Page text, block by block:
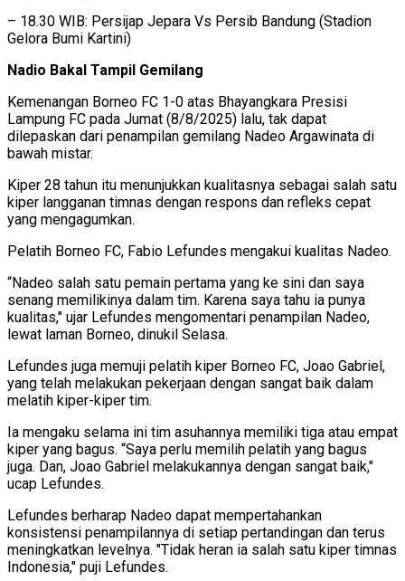
– 18.30 WIB: Persijap Jepara Vs Persib Bandung (Stadion
Gelora Bumi Kartini)
Nadio Bakal Tampil Gemilang
Kemenangan Borneo FC 1-0 atas Bhayangkara Presisi
Lampung FC pada Jumat (8/8/2025) lalu, tak dapat
dilepaskan dari penampilan gemilang Nadeo Argawinata di
bawah mistar.
Kiper 28 tahun itu menunjukkan kualitasnya sebagai salah satu
kiper langganan timnas dengan respons dan refleks cepat
yang mengagumkan.
Pelatih Borneo FC, Fabio Lefundes mengakui kualitas Nadeo.
“Nadeo salah satu pemain pertama yang ke sini dan saya
senang memilikinya dalam tim. Karena saya tahu ia punya
kualitas," ujar Lefundes mengomentari penampilan Nadeo,
lewat laman Borneo, dinukil Selasa.
Lefundes juga memuji pelatih kiper Borneo FC, Joao Gabriel,
yang telah melakukan pekerjaan dengan sangat baik dalam
melatih kiper-kiper tim.
Ia mengaku selama ini tim asuhannya memiliki tiga atau empat
kiper yang bagus. “Saya perlu memilih pelatih yang bagus
juga. Dan, Joao Gabriel melakukannya dengan sangat baik,"
ucap Lefundes.
Lefundes berharap Nadeo dapat mempertahankan
konsistensi penampilannya di setiap pertandingan dan terus
meningkatkan levelnya. "Tidak heran ia salah satu kiper timnas
Indonesia," puji Lefundes.